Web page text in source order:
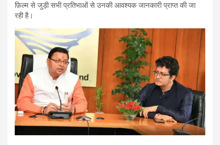
फ़िल्म से जुड़ी सभी प्रतिभाओं से उनकी आवश्यक जानकारी प्राप्त की जा
रही है।